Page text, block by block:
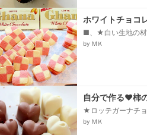
ホワイトチョコ
■、★白い生地の材
ト、★ラーマ、バ
(赤)、☆森永ホット
by МＫ
自分で作る❤柿
★ロッテガーナチ
ーナチョコレート
by МＫ